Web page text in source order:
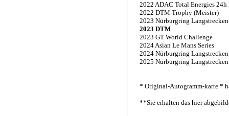
2022 ADAC Total Energies
2022 DTM Trophy (Meister)
2023 Nürburgring
2023 DTM
2023 GT World Challenge
2024 Asian Le Mans Series
2024 Nürburgring
2025 Nürburgring
* Original-Autogramm-karte *
**Sie erhalten das hier